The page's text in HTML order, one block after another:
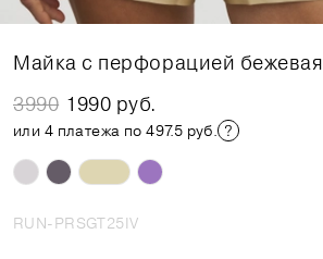
Майка с перфорацией бежевая
3990 1990 руб.
или 4 платежа по 497.5 руб.
RUN-PRSGT25IV